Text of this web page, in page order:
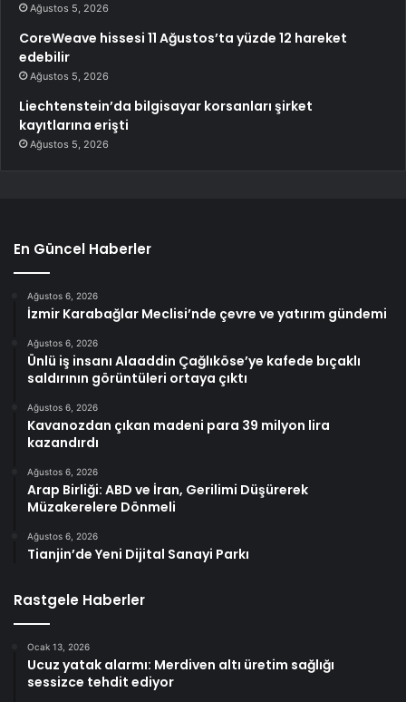
Ağustos 5, 2026
CoreWeave hissesi 11 Ağustos’ta yüzde 12 hareket
edebilir
Ağustos 5, 2026
Liechtenstein’da bilgisayar korsanları şirket
kayıtlarına erişti
Ağustos 5, 2026
En Güncel Haberler
Ağustos 6, 2026
İzmir Karabağlar Meclisi’nde çevre ve yatırım gündemi
Ağustos 6, 2026
Ünlü iş insanı Alaaddin Çağlıköse’ye kafede bıçaklı
saldırının görüntüleri ortaya çıktı
Ağustos 6, 2026
Kavanozdan çıkan madeni para 39 milyon lira
kazandırdı
Ağustos 6, 2026
Arap Birliği: ABD ve İran, Gerilimi Düşürerek
Müzakerelere Dönmeli
Ağustos 6, 2026
Tianjin’de Yeni Dijital Sanayi Parkı
Rastgele Haberler
Ocak 13, 2026
Ucuz yatak alarmı: Merdiven altı üretim sağlığı
sessizce tehdit ediyor